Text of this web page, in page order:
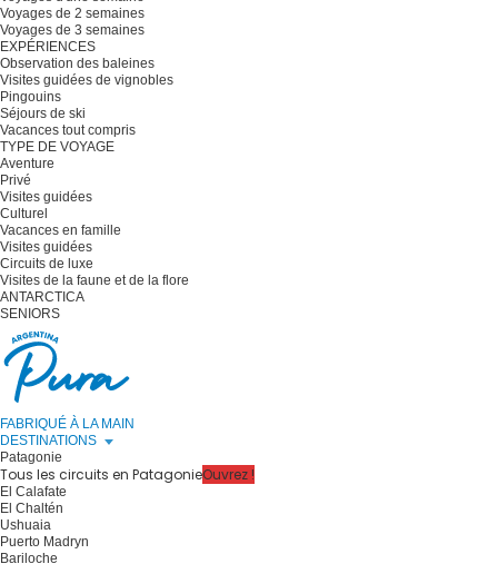
Voyages de 2 semaines
Voyages de 3 semaines
EXPÉRIENCES
Observation des baleines
Visites guidées de vignobles
Pingouins
Séjours de ski
Vacances tout compris
TYPE DE VOYAGE
Aventure
Privé
Visites guidées
Culturel
Vacances en famille
Visites guidées
Circuits de luxe
Visites de la faune et de la flore
ANTARCTICA
SENIORS
FABRIQUÉ À LA MAIN
DESTINATIONS
Patagonie
Tous les circuits en PatagonieOuvrez !
El Calafate
El Chaltén
Ushuaia
Puerto Madryn
Bariloche